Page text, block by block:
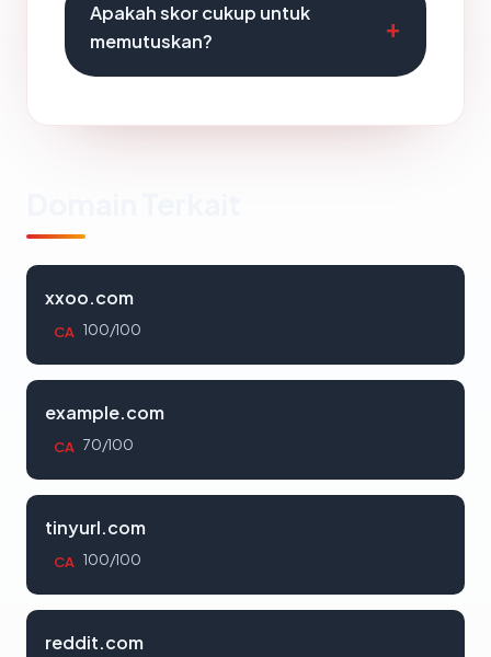
Apakah skor cukup untuk
memutuskan?
xxoo.com
CA 100/100
example.com
CA 70/100
tinyurl.com
CA 100/100
reddit.com